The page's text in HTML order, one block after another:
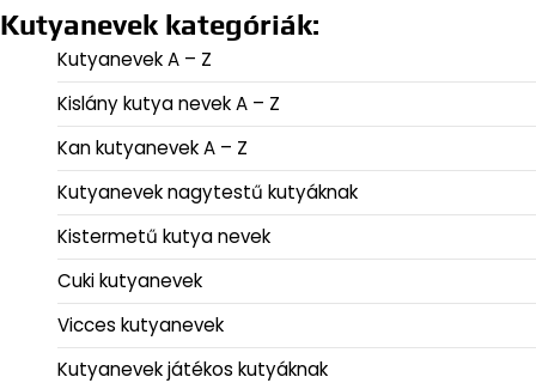
Kutyanevek kategóriák:
Kutyanevek A – Z
Kislány kutya nevek A – Z
Kan kutyanevek A – Z
Kutyanevek nagytestű kutyáknak
Kistermetű kutya nevek
Cuki kutyanevek
Vicces kutyanevek
Kutyanevek játékos kutyáknak